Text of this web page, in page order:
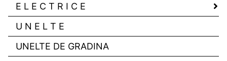
E L E C T R I C E
U N E L T E
UNELTE DE GRADINA